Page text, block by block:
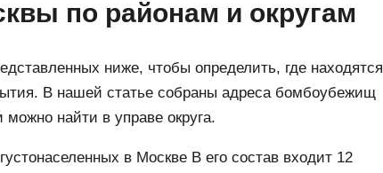
по районам и округам
ниже, чтобы определить, где находятся
В нашей статье собраны адреса бомбоубежищ
найти в управе округа.
в Москве В его состав входит 12